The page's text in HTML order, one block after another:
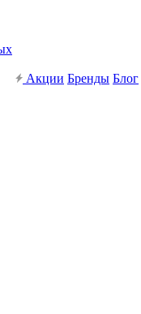
Акции Бренды Блог